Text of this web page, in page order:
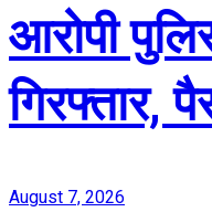
आरोपी
गिरफ्तार,
August 7, 2026